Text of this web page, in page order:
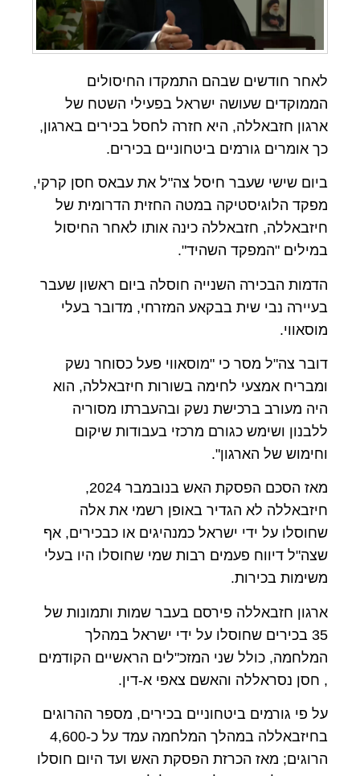
לאחר חודשים שבהם התמקדו החיסולים
הממוקדים שעושה ישראל בפעילי השטח של
ארגון חזבאללה, היא חזרה לחסל בכירים בארגון,
כך אומרים גורמים ביטחוניים בכירים.
ביום שישי שעבר חיסל צה"ל את עבאס חסן קרקי,
מפקד הלוגיסטיקה במטה החזית הדרומית של
חיזבאללה, חזבאללה כינה אותו לאחר החיסול
במילים "המפקד השהיד".
הדמות הבכירה השנייה חוסלה ביום ראשון שעבר
בעיירה נבי שית בבקאע המזרחי, מדובר בעלי
מוסאווי.
דובר צה"ל מסר כי "מוסאווי פעל כסוחר נשק
ומבריח אמצעי לחימה בשורות חיזבאללה, הוא
היה מעורב ברכישת נשק ובהעברתו מסוריה
ללבנון ושימש כגורם מרכזי בעבודות שיקום
וחימוש של הארגון".
מאז הסכם הפסקת האש בנובמבר 2024,
חיזבאללה לא הגדיר באופן רשמי את אלה
שחוסלו על ידי ישראל כמנהיגים או כבכירים, אף
שצה"ל דיווח פעמים רבות שמי שחוסלו היו בעלי
משימות בכירות.
ארגון חזבאללה פירסם בעבר שמות ותמונות של
35 בכירים שחוסלו על ידי ישראל במהלך
המלחמה, כולל שני המזכ"לים הראשיים הקודמים
, חסן נסראללה והאשם צאפי א-דין.
על פי גורמים ביטחוניים בכירים, מספר ההרוגים
בחיזבאללה במהלך המלחמה עמד על כ-4,600
הרוגים; מאז הכרזת הפסקת האש ועד היום חוסלו